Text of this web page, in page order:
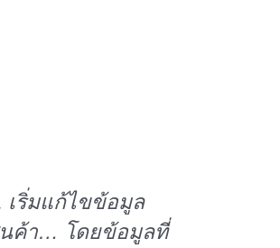
เริ่มแก้ไขข้อมูล
ค้า… โดยข้อมูลที่